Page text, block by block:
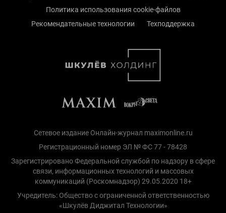
Политика использования cookie-файлов
Рекомендательные технологии
Техподдержка
Сетевое издание Онлайн-журнал maximonline.ru
Регистрационный номер ЭЛ № ФС 77 - 78428
Зарегистрировано Федеральной службой по надзору в сфере
связи, информационных технологий и массовых
коммуникаций (Роскомнадзор) 29.05.2020 18+
Учредитель: Общество с ограниченной ответственностью
«Шкулёв Диджитал Технологии»